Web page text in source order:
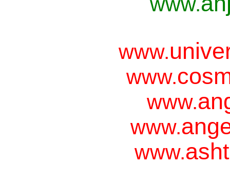
www.
www.
www.
www.
www.